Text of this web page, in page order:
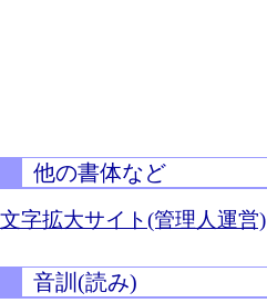
他の書体など
文字拡大サイト(管理人運営)
音訓(読み)